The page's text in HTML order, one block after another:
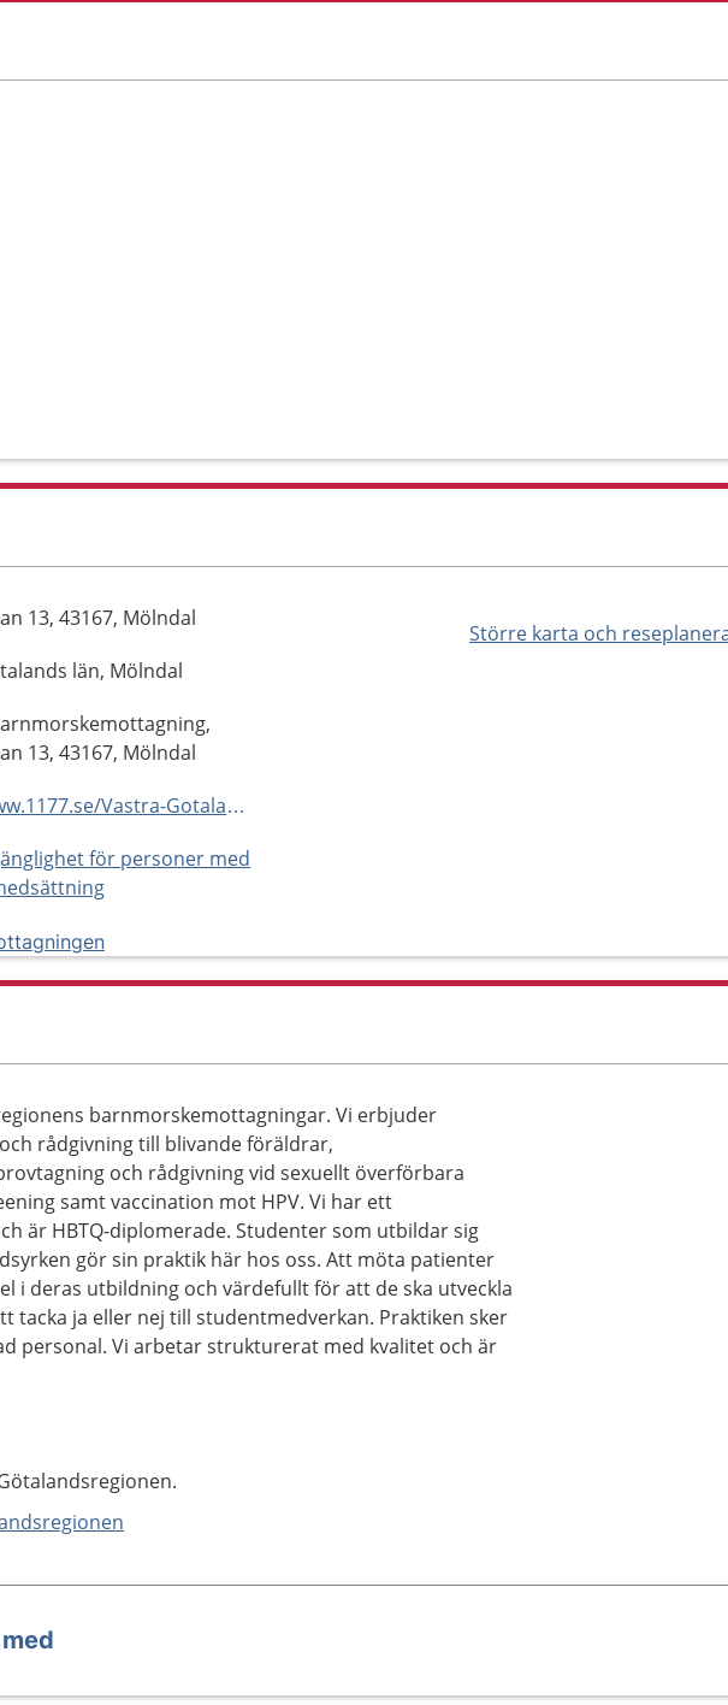
Större karta och
13, 43167, Mölndal
län, Mölndal
13, 43167, Mölndal
https://www.1177.se/Vastra-Gotaland/hitta-vard/kontaktkort/Molndal-barnmorskemottagning-Molndal/
för personer med
barnmorskemottagningar. Vi erbjuder
rådgivning till blivande föräldrar,
och rådgivning vid sexuellt överförbara
samt vaccination mot HPV. Vi har ett
är HBTQ-diplomerade. Studenter som utbildar sig
gör sin praktik här hos oss. Att möta patienter
i deras utbildning och värdefullt för att de ska utveckla
tacka ja eller nej till studentmedverkan. Praktiken sker
personal. Vi arbetar strukturerat med kvalitet och är